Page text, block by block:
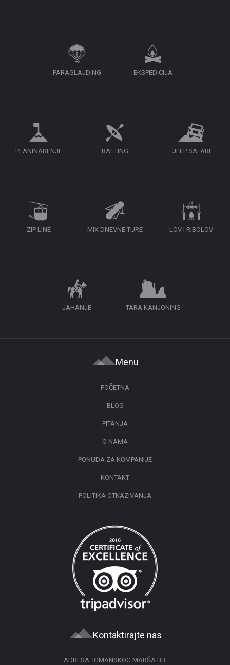
PARAGLAJDING EKSPEDICIJA
PLANINARENJE RAFTING JEEP SAFARI
ZIP LINE MIX DNEVNE TURE LOV I RIBOLOV
JAHANJE TARA KANJONING
Menu
POČETNA
BLOG
PITANJA
O NAMA
PONUDA ZA KOMPANIJE
KONTAKT
POLITIKA OTKAZIVANJA
Kontaktirajte nas
ADRESA: IGMANSKOG MARŠA BB,